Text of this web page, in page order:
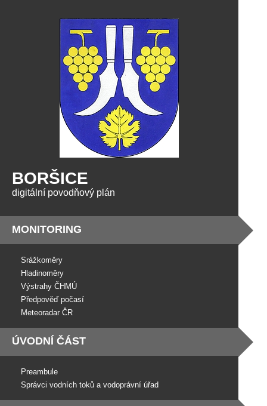
BORŠICE
digitální povodňový plán
MONITORING
Srážkoměry
Hladinoměry
Výstrahy ČHMÚ
Předpověď počasí
Meteoradar ČR
ÚVODNÍ ČÁST
Preambule
Správci vodních toků a vodoprávní úřad